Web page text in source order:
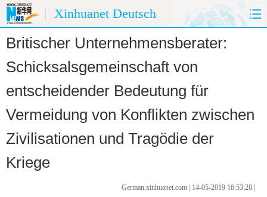
Xinhuanet Deutsch
HOME CHINA HEUTE
CHINA&DEUTSCHLAND CHINA&AUßENWELT
PANORAMA SPRACHKURS
Britischer Unternehmensberater:
Schicksalsgemeinschaft von
entscheidender Bedeutung für
Vermeidung von Konflikten zwischen
Zivilisationen und Tragödie der
Kriege
German.xinhuanet.com | 14-05-2019 16:53:28 |